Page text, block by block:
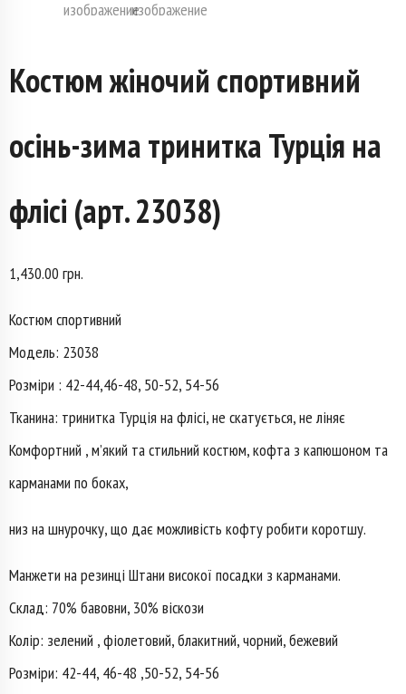
Костюм жіночий спортивний
осінь-зима тринитка Турція на
флісі (арт. 23038)
1,430.00 грн.
Костюм спортивний
Модель: 23038
Розміри : 42-44,46-48, 50-52, 54-56
Тканина: тринитка Турція на флісі, не скатується, не ліняє
Комфортний , мʼякий та стильний костюм, кофта з капюшоном та
карманами по боках,
низ на шнурочку, що дає можливість кофту робити коротшу.
Манжети на резинці Штани високої посадки з карманами.
Склад: 70% бавовни, 30% віскози
Колір: зелений , фіолетовий, блакитний, чорний, бежевий
Розміри: 42-44, 46-48 ,50-52, 54-56